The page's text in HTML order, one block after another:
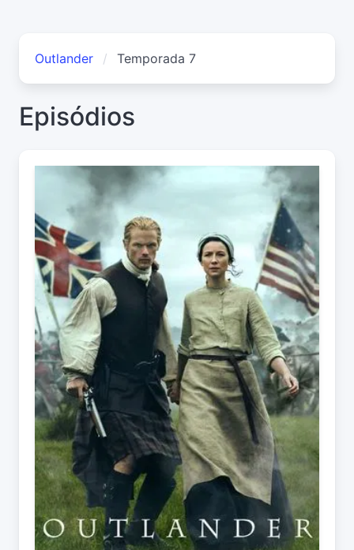
Outlander Temporada 7
Episódios